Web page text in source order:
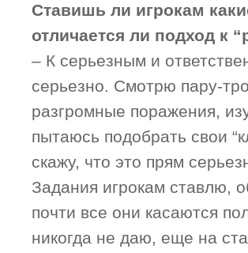
Ставишь ли игрокам
отличается ли подход к
– К серьезным и
серьезно. Смотрю пару-
разгромные поражения,
пытаюсь подобрать свои
скажу, что это прям
Задания игрокам ставлю,
почти все они касаются
никогда не даю, еще на